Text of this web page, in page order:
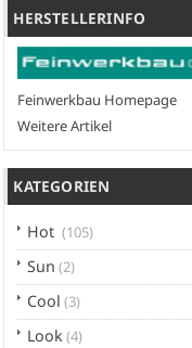
HERSTELLERINFO
Feinwerkbau Homepage
Weitere Artikel
KATEGORIEN
Hot (105)
Sun (2)
Cool (3)
Look(4)